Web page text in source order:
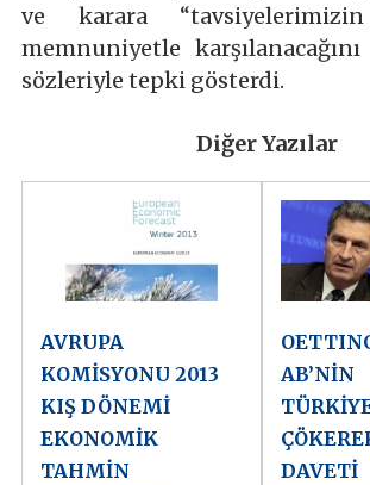
ve karara “tavsiyelerimizin
memnuniyetle
sözleriyle tepki gösterdi.
Diğer Yazılar
AVRUPA
KOMİSYONU 2013
KIŞ DÖNEMİ
EKONOMİK
TAHMİN
AB’NİN
DAVETİ